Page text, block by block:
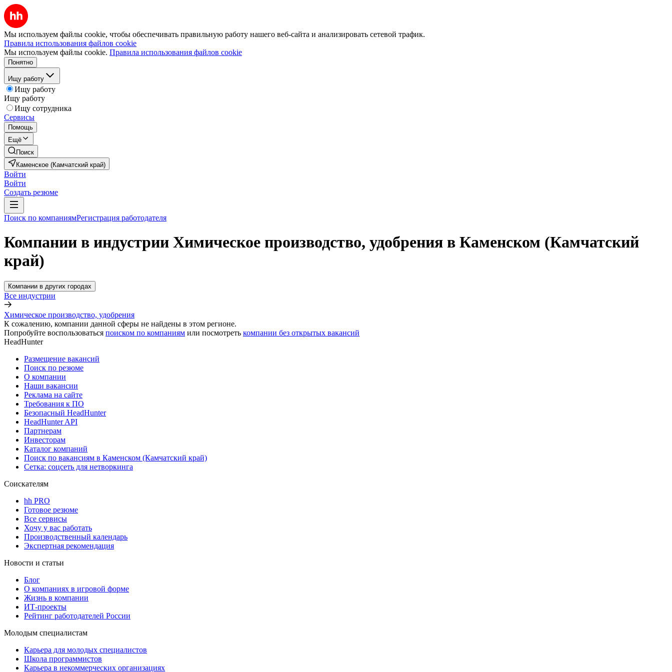
Мы используем файлы cookie, чтобы обеспечивать правильную работу нашего веб-сайта и анализировать сетевой трафик.
Правила использования файлов cookie
Мы используем файлы cookie. Правила использования файлов cookie
Понятно
Ищу работу
Ищу работу
Ищу работу
Ищу сотрудника
Сервисы
Помощь
Ещё
Поиск
Каменское (Камчатский край)
Войти
Войти
Создать резюме
Поиск по компаниямРегистрация работодателя
Компании в индустрии Химическое производство, удобрения в Каменском (Камчатский
край)
Компании в других городах
Все индустрии
Химическое производство, удобрения
К сожалению, компании данной сферы не найдены в этом регионе.
Попробуйте воспользоваться поиском по компаниям или посмотреть компании без открытых вакансий
HeadHunter
Размещение вакансий
Поиск по резюме
О компании
Наши вакансии
Реклама на сайте
Требования к ПО
Безопасный HeadHunter
HeadHunter API
Партнерам
Инвесторам
Каталог компаний
Поиск по вакансиям в Каменском (Камчатский край)
Сетка: соцсеть для нетворкинга
Соискателям
hh PRO
Готовое резюме
Все сервисы
Хочу у вас работать
Производственный календарь
Экспертная рекомендация
Новости и статьи
Блог
О компаниях в игровой форме
Жизнь в компании
ИТ-проекты
Рейтинг работодателей России
Молодым специалистам
Карьера для молодых специалистов
Школа программистов
Карьера в некоммерческих организациях